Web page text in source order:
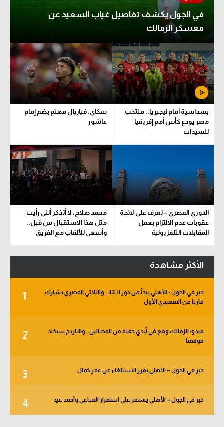
في الجول يكشف تفاصيل غياب السعيد عن
معسكر الزمالك
بسداسية أمام نيجيريا.. منتخب
مصر يودع كأس أمم إفريقيا
للسيدات
سكاي: فياريال مهتم بضم إمام
عاشور
الدوري المصري – تعرف على لائحة
عقوبات عدم الالتزام بعمل
المقابلات التلفزيونية
محمد صلاح: لا أتذكر أنني رأيت
مثل هذا الاستقبال من قبل..
وأسعى للألقاب مع الفريق
الأكثر مشاهدة
1
خبر في الجول - الأهلي يبدأ من دور الـ 32.. والثلاثي المصري يشارك
قاريا من التمهيدي الأول
2
ميدو: الزمالك وقع في أيدي حفنة من المحتالين.. والتاريخ سيخلد
موقفنا
3 خبر في الجول – الأهلي يقرر الاستنغاء عن عمر كمال
4 خبر في الجول – الأهلي يستقر على استمرار الساعي وأحمد عيد